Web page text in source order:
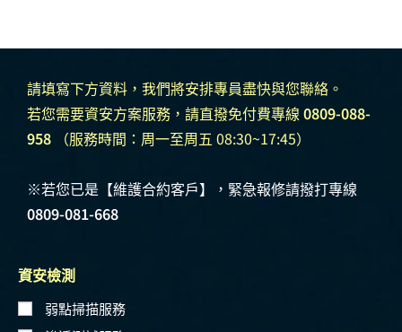
請填寫下方資料，我們將安排專員盡快與您聯絡。
若您需要資安方案服務，請直撥免付費專線 0809-088-
958 （服務時間：周一至周五 08:30~17:45）
※若您已是【維護合約客戶】，緊急報修請撥打專線
0809-081-668
資安檢測
弱點掃描服務